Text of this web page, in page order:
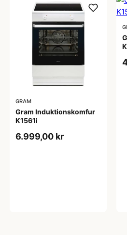
GRAM
Gram Induktionskomfur
K1561i
6.999,00 kr